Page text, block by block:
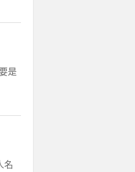
是
名